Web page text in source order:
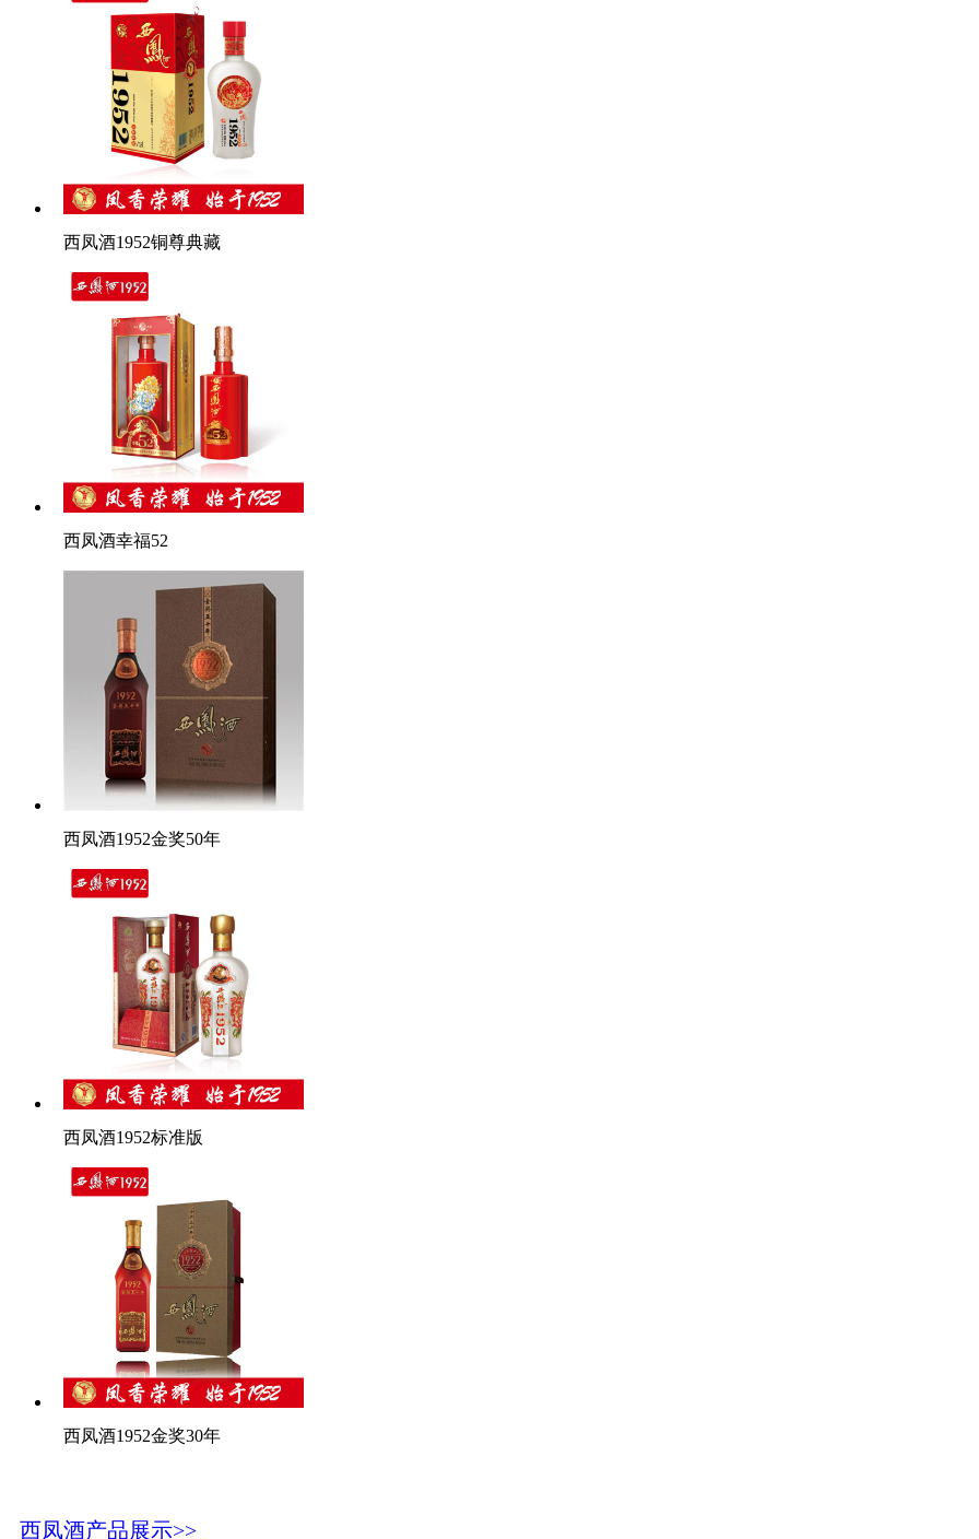
西凤酒1952铜尊典藏
西凤酒幸福52
西凤酒1952金奖50年
西凤酒1952标准版
西凤酒1952金奖30年
西凤酒产品展示>>